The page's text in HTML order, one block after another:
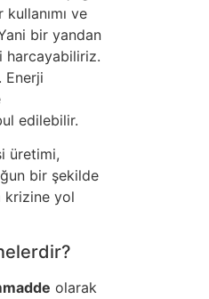
ve
bir yandan
harcayabiliriz.
Enerji
edilebilir.
üretimi,
bir şekilde
krizine yol
olarak